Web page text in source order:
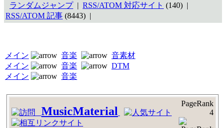
ランダムジャンプ| RSS/ATOM 対応サイト (140) |
RSS/ATOM 記事 (8443) |
メイン 音楽
音素材
メイン
音楽
DTM
メイン
音楽
MusicMaterial
PageRank
4